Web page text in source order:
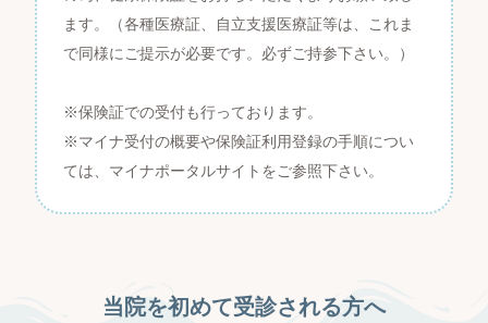
ます。（各種医療証、自立支援医療証等は、これま
で同様にご提示が必要です。必ずご持参下さい。）
※保険証での受付も行っております。
※マイナ受付の概要や保険証利用登録の手順につい
ては、マイナポータルサイトをご参照下さい。
当院を初めて受診される方へ